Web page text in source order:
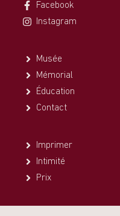
Facebook
Instagram
Musée
Mémorial
Éducation
Contact
Imprimer
Intimité
Prix